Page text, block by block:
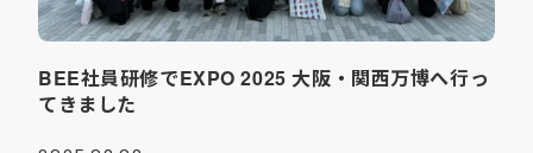
BEE社員研修でEXPO 2025 大阪・関西万博へ行っ
てきました